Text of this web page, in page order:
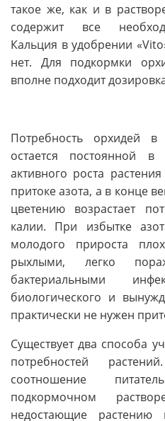
такое же, как и в
содержит все
Кальция в удобрении
нет. Для подкормки
вполне подходит
Потребность орхидей
остается постоянной
активного роста
притоке азота, а в конце
цветению возрастает
калии. При избытке
молодого прироста
рыхлыми, легко
бактериальными
биологического и
практически не нужен
Существует два способа
потребностей
соотношение
подкормочном
недостающие